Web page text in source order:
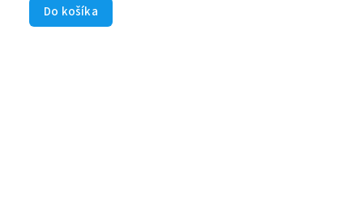
Do košíka